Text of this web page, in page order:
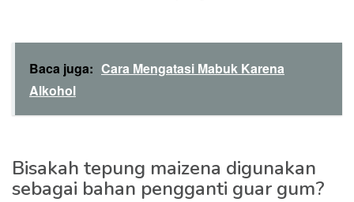
Baca juga: Cara Mengatasi Mabuk Karena
Alkohol
Bisakah tepung maizena digunakan
sebagai bahan pengganti guar gum?